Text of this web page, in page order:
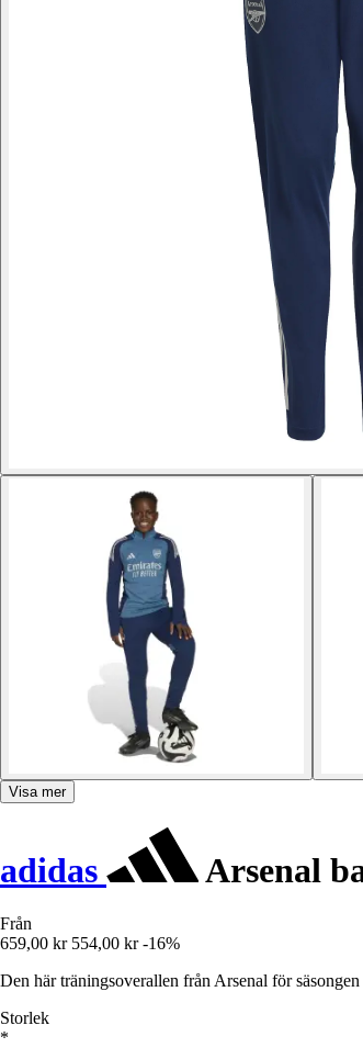
Visa mer
adidas Arsenal
Från
659,00 kr 554,00 kr -16%
Den här träningsoverallen från Arsenal för
Storlek
*